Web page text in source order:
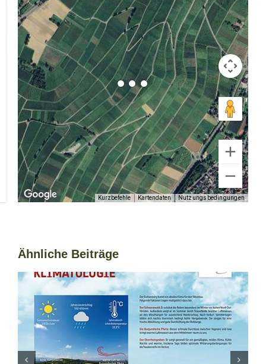
Kurzbefehle Kartendaten Nutzungsbedingungen
Ähnliche Beiträge